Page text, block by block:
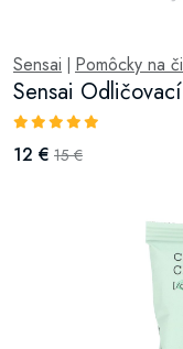
Sensai Pomôcky na
Sensai
12 € 15 €